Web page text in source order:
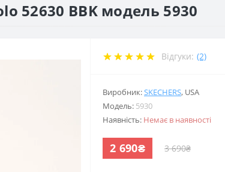
52630 BBK модель 5930
Відгуки: (2)
Виробник:SKECHERS, USA
Модель: 5930
Наявність: Немає в наявності
2 690₴ 3 690₴